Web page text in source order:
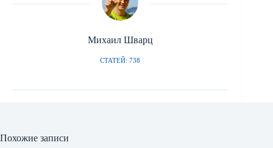
Михаил Шварц
СТАТЕЙ: 738
Похожие записи